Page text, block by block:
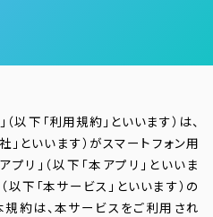
以下「利用規約」といいます）は、
といいます）がスマートフォン用
リ」（以下「本アプリ」といいま
下「本サービス」といいます）の
約は、本サービスをご利用され